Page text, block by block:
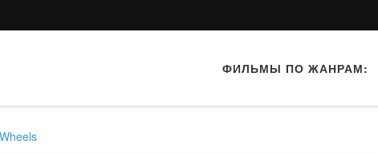
ФИЛЬМЫ ПО ЖАНРАМ: